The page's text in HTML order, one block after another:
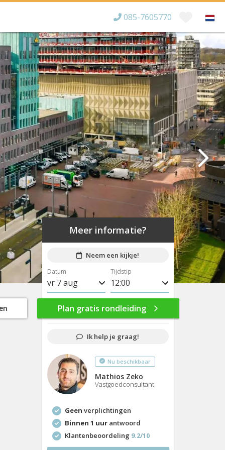
085-7605770
Bereikbaar tot
×
Meer informatie?
Neem een kijkje!
Datum
vr 7 aug
ma 10 aug
di 11 aug
wo 12 aug
do 13 aug
vr 14 aug
di 18 aug
wo 19 aug
Tijdstip
8:00
8:30
9:00
9:30
10:00
10:30
11:30
Plan gratis rondleiding
Ik help je graag!
Nu beschikbaar
Mathios Zeko
Vastgoedconsultant
Geen verplichtingen
Binnen 1 uurantwoord
Klantenbeoordeling 9.2/10